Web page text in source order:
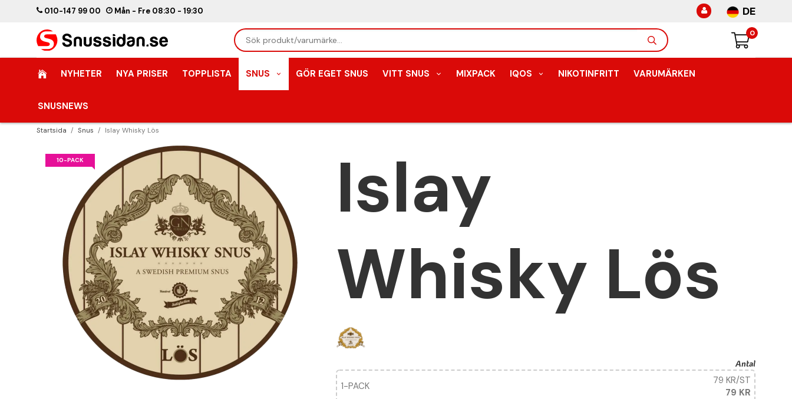
010-147 99 00 Mån - Fre 08:30 - 19:30 DE
0
NYHETER NYA PRISER TOPPLISTA SNUS GÖR EGET SNUS VITT SNUS MIXPACK IQOS NIKOTINFRITT VARUMÄRKEN
SNUSNEWS
Startsida / Snus / Islay Whisky Lös
10-PACK
Islay
Whisky Lös
Antal
1-PACK
79 KR
79 KR/ST